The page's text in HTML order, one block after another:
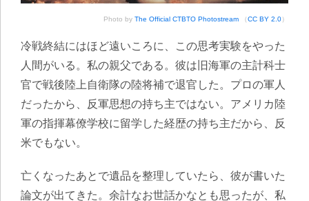
Photo by The Official CTBTO Photostream （CC BY 2.0）
冷戦終結にはほど遠いころに、この思考実験をやった
人間がいる。私の親父である。彼は旧海軍の主計科士
官で戦後陸上自衛隊の陸将補で退官した。プロの軍人
だったから、反軍思想の持ち主ではない。アメリカ陸
軍の指揮幕僚学校に留学した経歴の持ち主だから、反
米でもない。
亡くなったあとで遺品を整理していたら、彼が書いた
論文が出てきた。余計なお世話かなとも思ったが、私